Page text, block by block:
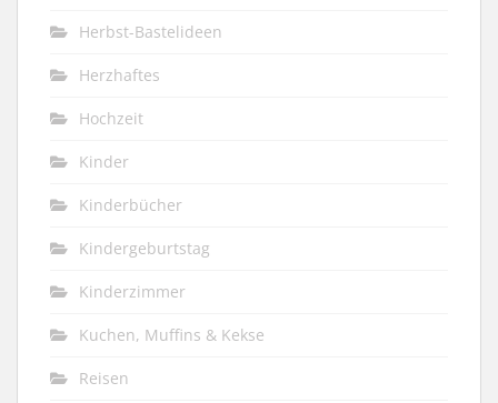
Herbst-Bastelideen
Herzhaftes
Hochzeit
Kinder
Kinderbücher
Kindergeburtstag
Kinderzimmer
Kuchen, Muffins & Kekse
Reisen